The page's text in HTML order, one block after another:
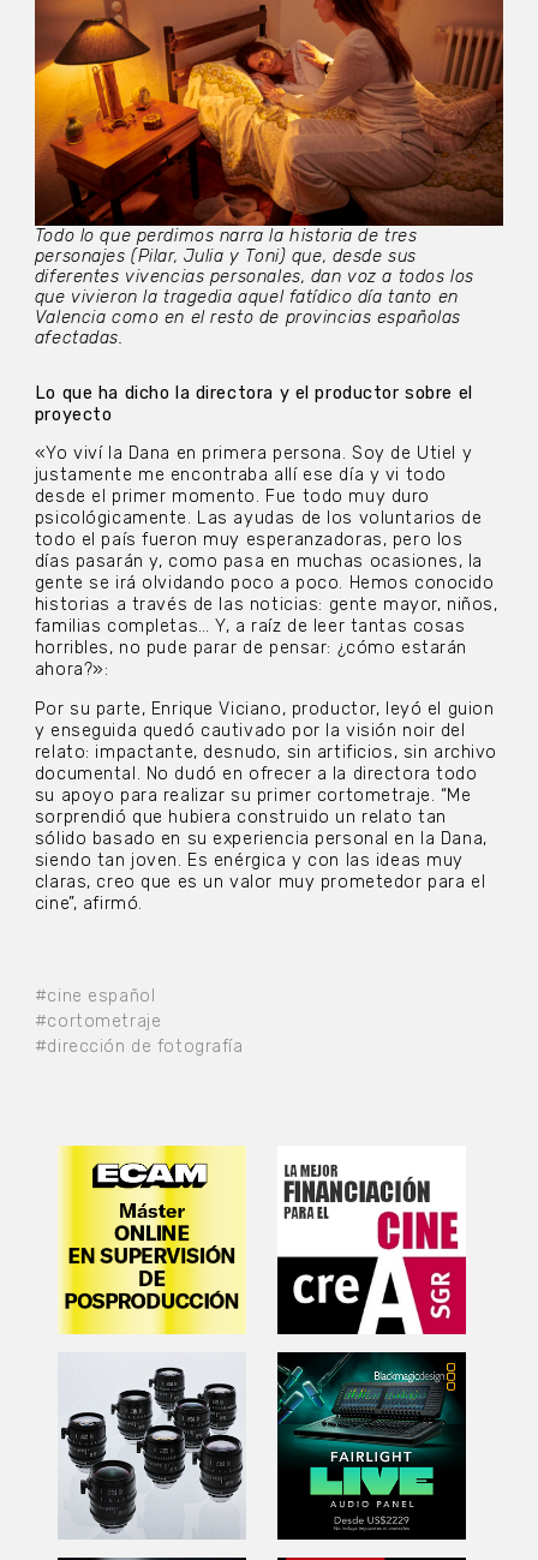
#cine español
#cortometraje
#dirección de fotografía
Todo lo que perdimos narra la historia de tres
personajes (Pilar, Julia y Toni) que, desde sus
diferentes vivencias personales, dan voz a todos los
que vivieron la tragedia aquel fatídico día tanto en
Valencia como en el resto de provincias españolas
afectadas.
Lo que ha dicho la directora y el productor sobre el
proyecto
«Yo viví la Dana en primera persona. Soy de Utiel y
justamente me encontraba allí ese día y vi todo
desde el primer momento. Fue todo muy duro
psicológicamente. Las ayudas de los voluntarios de
todo el país fueron muy esperanzadoras, pero los
días pasarán y, como pasa en muchas ocasiones, la
gente se irá olvidando poco a poco. Hemos conocido
historias a través de las noticias: gente mayor, niños,
familias completas… Y, a raíz de leer tantas cosas
horribles, no pude parar de pensar: ¿cómo estarán
ahora?»:
Por su parte, Enrique Viciano, productor, leyó el guion
y enseguida quedó cautivado por la visión noir del
relato: impactante, desnudo, sin artificios, sin archivo
documental. No dudó en ofrecer a la directora todo
su apoyo para realizar su primer cortometraje. “Me
sorprendió que hubiera construido un relato tan
sólido basado en su experiencia personal en la Dana,
siendo tan joven. Es enérgica y con las ideas muy
claras, creo que es un valor muy prometedor para el
cine”, afirmó.